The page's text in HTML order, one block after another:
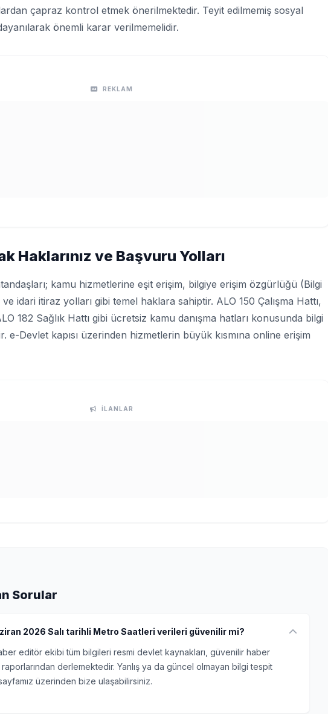
çapraz kontrol etmek önerilmektedir. Teyit edilmemiş sosyal
önemli karar verilmemelidir.
REKLAM
Haklarınız ve Başvuru Yolları
kamu hizmetlerine eşit erişim, bilgiye erişim özgürlüğü (Bilgi
idari itiraz yolları gibi temel haklara sahiptir. ALO 150 Çalışma Hattı,
182 Sağlık Hattı gibi ücretsiz kamu danışma hatları konusunda bilgi
e-Devlet kapısı üzerinden hizmetlerin büyük kısmına online erişim
İLANLAR
Sorular
2026 Salı tarihli Metro Saatleri verileri güvenilir mi?
editör ekibi tüm bilgileri resmi devlet kaynakları, güvenilir haber
derlemektedir. Yanlış ya da güncel olmayan bilgi tespit
üzerinden bize ulaşabilirsiniz.